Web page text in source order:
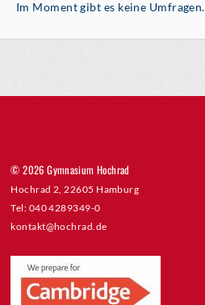
Im Moment gibt es keine Umfragen.
© 2026 Gymnasium Hochrad
Hochrad 2, 22605 Hamburg
Tel: 040 4289349-0
kontakt@hochrad.de